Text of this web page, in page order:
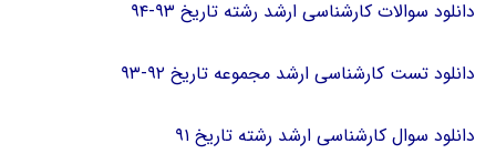
دانلود سوالات کارشناسی ارشد رشته تاریخ ۹۳-۹۴
دانلود تست کارشناسی ارشد مجموعه تاریخ ۹۲-۹۳
دانلود سوال کارشناسی ارشد رشته تاریخ ۹۱